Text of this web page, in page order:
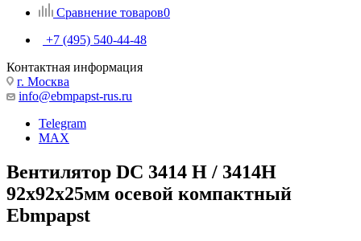
Сравнение товаров0
+7 (495) 540-44-48
Контактная информация
г. Москва
info@ebmpapst-rus.ru
Telegram
MAX
Вентилятор DC 3414 H / 3414H
92x92x25мм осевой компактный
Ebmpapst